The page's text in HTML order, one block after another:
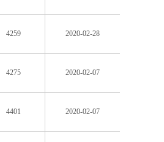
4259 2020-02-28
4275 2020-02-07
4401 2020-02-07